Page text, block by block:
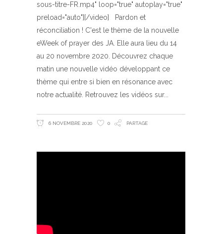
sous-titre-FR.mp4" loop="true" autoplay="true"
preload="auto"][/video] Pardon et
réconciliation ! C'est le thème de la nouvelle
eWeek of prayer des JA. Elle aura lieu du 14
au 20 novembre 2020. Découvrez chaque
matin une nouvelle vidéo développant ce
thème qui entre si bien en résonance avec
notre actualité. Retrouvez les vidéos sur
6 NOVEMBRE 2020 0 PARTAGE